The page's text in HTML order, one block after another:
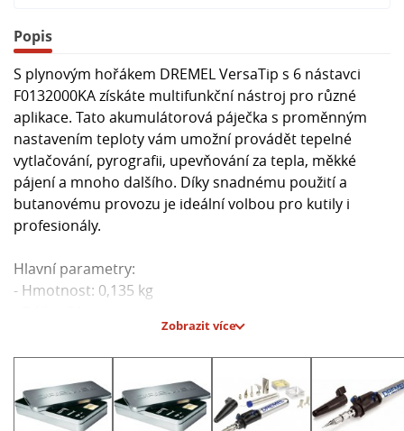
Popis
S plynovým hořákem DREMEL VersaTip s 6 nástavci
F0132000KA získáte multifunkční nástroj pro různé
aplikace. Tato akumulátorová páječka s proměnným
nastavením teploty vám umožní provádět tepelné
vytlačování, pyrografii, upevňování za tepla, měkké
pájení a mnoho dalšího. Díky snadnému použití a
butanovému provozu je ideální volbou pro kutily i
profesionály.
Hlavní parametry:
- Hmotnost: 0,135 kg
- Zapalování: Piezoelektrické
- Doba hoření: 90 min
- Kapacita zásobníku: 17 ml / 9 g
- Teplota: 1 200 °C (otevřený plamen), 680 °C (horký
vzduch), 550 °C (hroty)
Zobrazit více